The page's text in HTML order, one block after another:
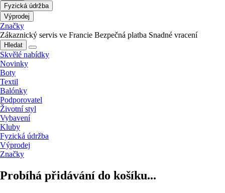
Fyzická údržba
Výprodej
Značky
Zákaznický servis ve Francie Bezpečná platba Snadné vracení
Hledat
Skvělé nabídky
Novinky
Boty
Textil
Balónky
Podporovatel
Životní styl
Vybavení
Kluby
Fyzická údržba
Výprodej
Značky
Probíhá přidávání do košíku...